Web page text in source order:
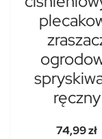
ręczny
74,99 zł